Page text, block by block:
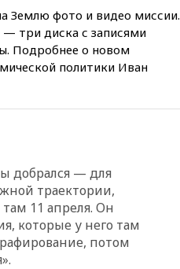
законопроект о частной
собственности
13:36ABC News: запасы
вооружений США достигли
крайне низкого уровня
Верховный суд снять «Яблоко»
президентом ОАЭ ситуацию в
Персидском заливе и на
Украине
Суд обязал москвичку
выселить из квартиры
крокодила, лису и других
Землю фото и видео миссии.
— три диска с записями
Подробнее о новом
политики Иван
добрался — для
траектории,
11 апреля. Он
которые у него там
потом